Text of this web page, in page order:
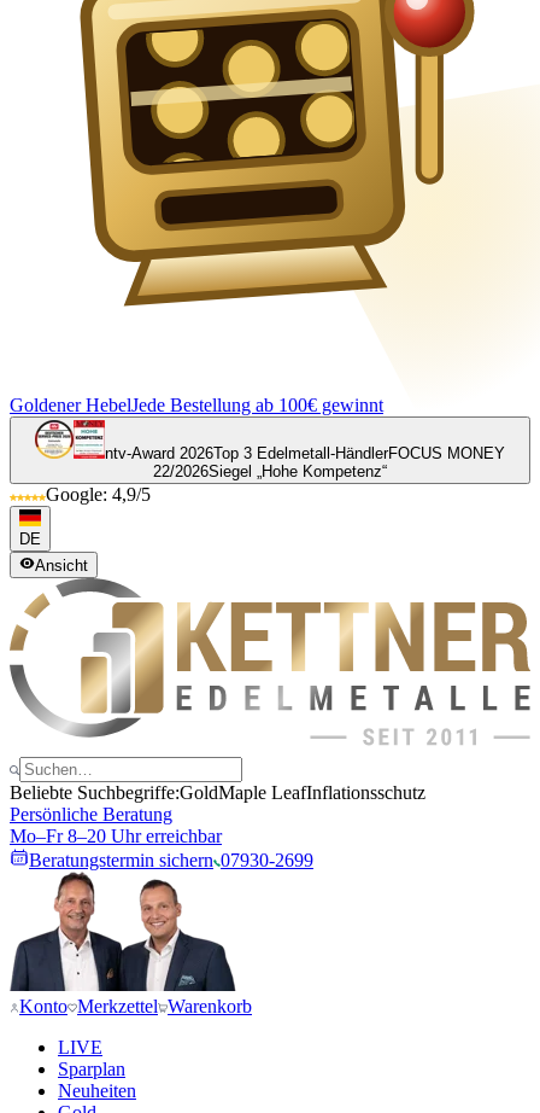
Goldener HebelJede Bestellung ab 100€ gewinnt
ntv-Award 2026Top 3 Edelmetall-HändlerFOCUS MONEY
22/2026Siegel „Hohe Kompetenz“
Google: 4,9/5
DE
Ansicht
Beliebte Suchbegriffe:GoldMaple LeafInflationsschutz
Persönliche Beratung
Mo–Fr 8–20 Uhr erreichbar
Beratungstermin sichern 07930-2699
Konto Merkzettel Warenkorb
LIVE
Sparplan
Neuheiten